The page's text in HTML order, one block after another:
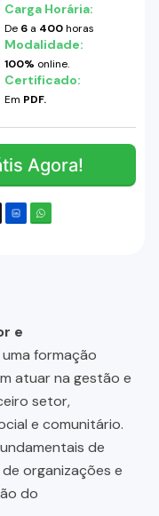
Carga Horária:
De 6 a 400horas
Modalidade:
100% online.
Certificado:
Em PDF.
Agora!
e
formação
atuar na gestão e
setor,
e comunitário.
de
organizações e
do